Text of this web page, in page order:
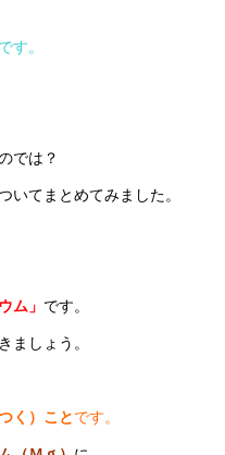
す。
では？
いてまとめてみました。
ム」 です。
ましょう。
く）ことです。